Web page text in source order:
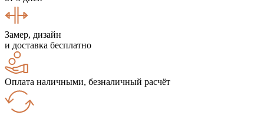
Замер, дизайн
и доставка бесплатно
Оплата наличными, безналичный расчёт